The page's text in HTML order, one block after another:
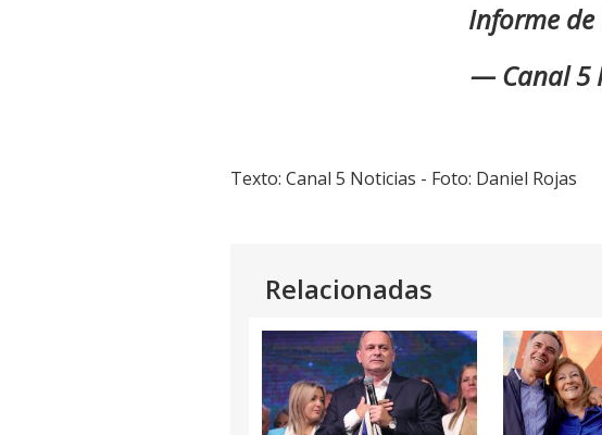
Informe
— Canal 5
Texto: Canal 5 Noticias - Foto: Daniel Rojas
Relacionadas